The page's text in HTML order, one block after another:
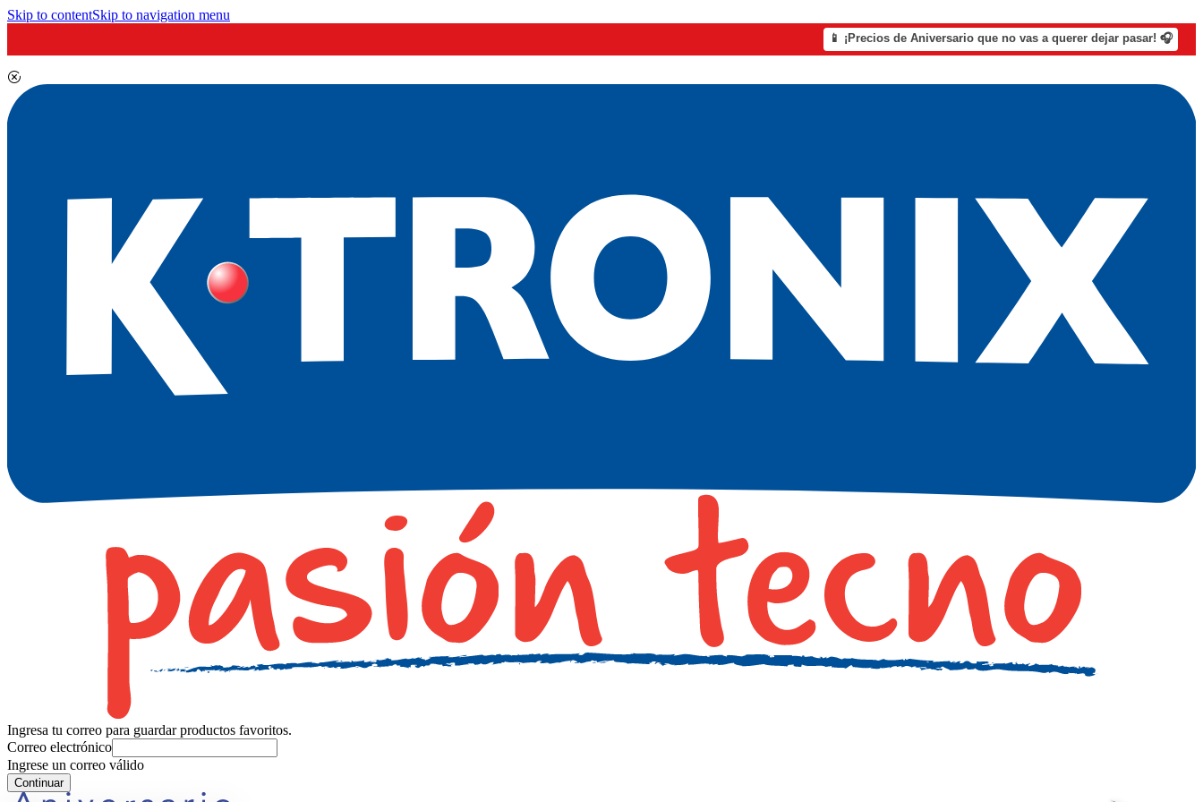
Skip to contentSkip to navigation menu
📱 ¡Precios de Aniversario que no vas a querer dejar pasar! 🎧
Ingresa tu correo para guardar productos favoritos.
Correo electrónico
Ingrese un correo válido
Continuar